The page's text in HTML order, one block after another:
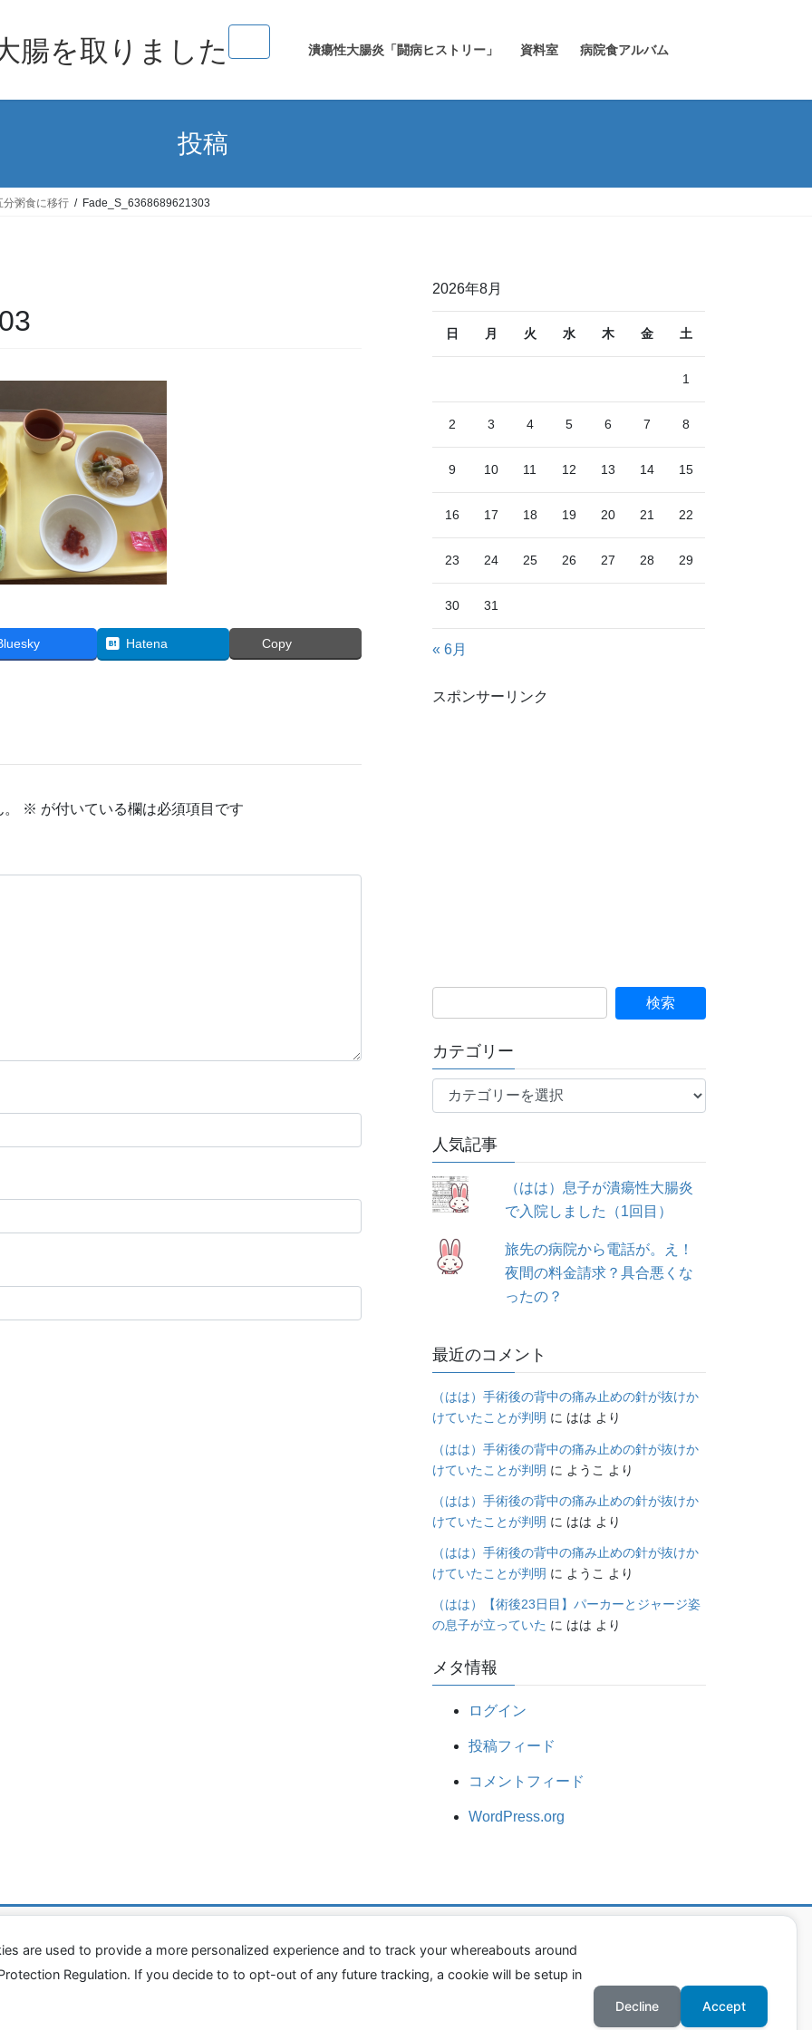
腸を取りました 潰瘍性大腸炎「闘病ヒストリー」 資料室 病院食アルバム
投稿
分粥食に移行 Fade_S_6368689621303
Hatena Copy
※ が付いている欄は必須項目です
2026年8月
日 月 火 水 木 金 土
1
2 3 4 5 6 7 8
9 10 11 12 13 14 15
16 17 18 19 20 21 22
23 24 25 26 27 28 29
30 31
« 6月
スポンサーリンク
カテゴリー
テ
リ
ー
人気記事
（はは）息子が潰瘍性大腸炎
で入院しました（1回目）
旅先の病院から電話が。え！
夜間の料金請求？具合悪くな
ったの？
最近のコメント
（はは）手術後の背中の痛み止めの針が抜けか
けていたことが判明 に はは より
（はは）手術後の背中の痛み止めの針が抜けか
けていたことが判明 に ようこ より
（はは）手術後の背中の痛み止めの針が抜けか
けていたことが判明 に はは より
（はは）手術後の背中の痛み止めの針が抜けか
けていたことが判明 に ようこ より
（はは）【術後23日目】パーカーとジャージ姿
の息子が立っていた に はは より
メタ情報
ログイン
投稿フィード
コメントフィード
WordPress.org
Copyright © 息子が潰瘍性大腸炎で大腸を取りました All Rights Reserved.
are used to provide a more personalized experience and to track your whereabouts around
Regulation. If you decide to to opt-out of any future tracking, a cookie will be setup in
Decline Accept